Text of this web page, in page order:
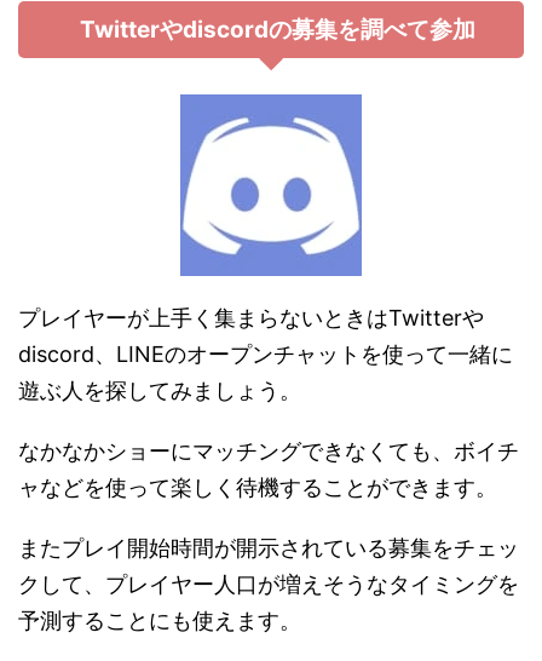
Twitterやdiscordの募集を調べて参加
プレイヤーが上手く集まらないときはTwitterや
discord、LINEのオープンチャットを使って一緒に
遊ぶ人を探してみましょう。
なかなかショーにマッチングできなくても、ボイチ
ャなどを使って楽しく待機することができます。
またプレイ開始時間が開示されている募集をチェッ
クして、プレイヤー人口が増えそうなタイミングを
予測することにも使えます。